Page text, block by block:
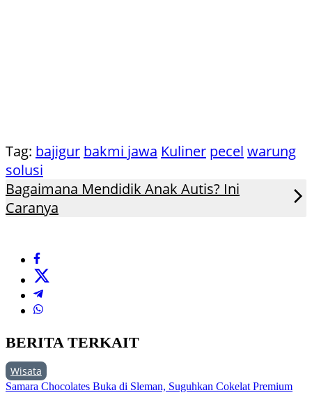
Tag: bajigur bakmi jawa Kuliner pecel warung
solusi
Bagaimana Mendidik Anak Autis? Ini
Caranya
BERITA TERKAIT
Wisata
Samara Chocolates Buka di Sleman, Suguhkan Cokelat Premium